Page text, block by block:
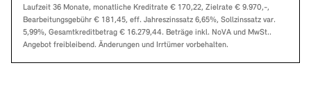
Laufzeit 36 Monate, monatliche Kreditrate € 170,22, Zielrate € 9.970,-,
Bearbeitungsgebühr € 181,45, eff. Jahreszinssatz 6,65%, Sollzinssatz var.
5,99%, Gesamtkreditbetrag € 16.279,44. Beträge inkl. NoVA und MwSt..
Angebot freibleibend. Änderungen und Irrtümer vorbehalten.